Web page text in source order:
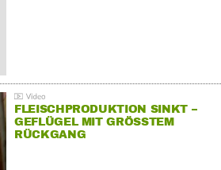
FLEISCHPRODUKTION SINKT –
GEFLÜGEL MIT GRÖSSTEM R
ÜCKGANG